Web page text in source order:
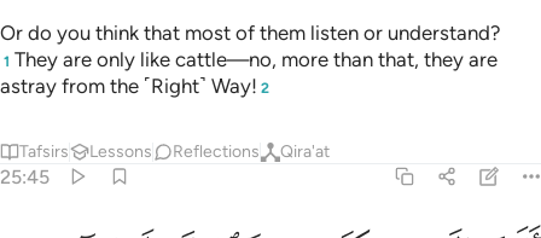
Or do you think that most of them listen or understand?
1 They are only like cattle—no, more than that, they are
astray from the ˹Right˺ Way! 2
Tafsirs Lessons Reflections Qira'at
25:45